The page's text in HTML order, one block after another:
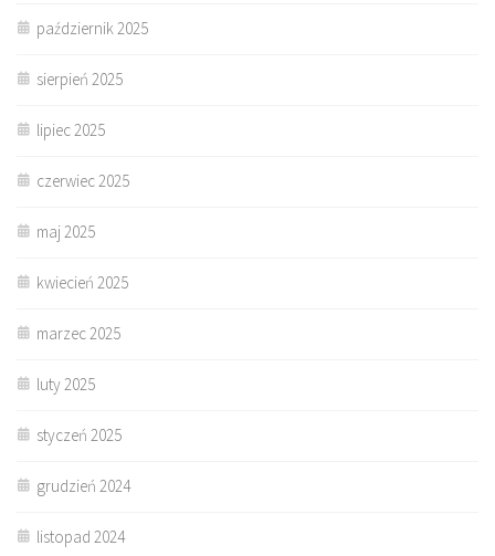
październik 2025
sierpień 2025
lipiec 2025
czerwiec 2025
maj 2025
kwiecień 2025
marzec 2025
luty 2025
styczeń 2025
grudzień 2024
listopad 2024